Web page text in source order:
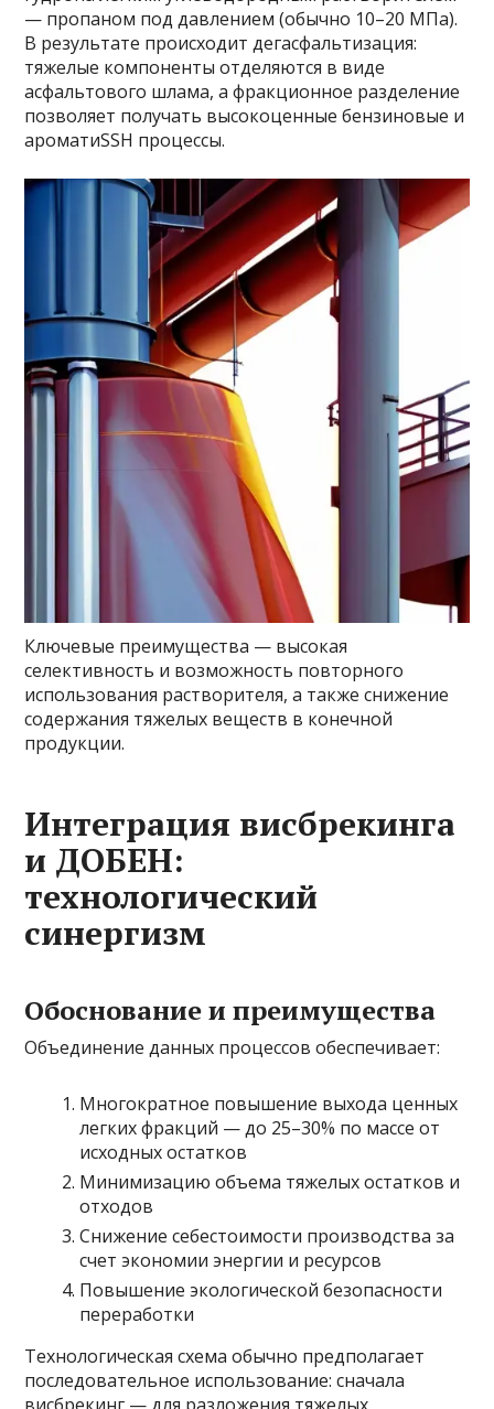
— пропаном под давлением (обычно 10–20 МПа).
В результате происходит дегасфальтизация:
тяжелые компоненты отделяются в виде
асфальтового шлама, а фракционное разделение
позволяет получать высокоценные бензиновые и
ароматиSSH процессы.
Ключевые преимущества — высокая
селективность и возможность повторного
использования растворителя, а также снижение
содержания тяжелых веществ в конечной
продукции.
Интеграция висбрекинга
и ДОБЕН:
технологический
синергизм
Обоснование и преимущества
Объединение данных процессов обеспечивает:
Многократное повышение выхода ценных
легких фракций — до 25–30% по массе от
исходных остатков
Минимизацию объема тяжелых остатков и
отходов
Снижение себестоимости производства за
счет экономии энергии и ресурсов
Повышение экологической безопасности
переработки
Технологическая схема обычно предполагает
последовательное использование: сначала